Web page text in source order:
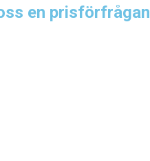
en prisförfrågan